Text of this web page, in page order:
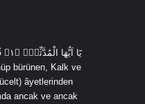
âyetlerinden
ancak ve ancak